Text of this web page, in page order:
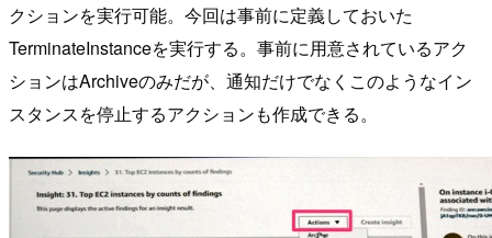
クションを実行可能。今回は事前に定義しておいた
TerminateInstanceを実行する。事前に用意されているアク
ションはArchiveのみだが、通知だけでなくこのようなイン
スタンスを停止するアクションも作成できる。